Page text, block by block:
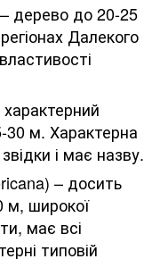
дерево до 20-25
Далекого
м. Характерна
і має назву.
– досить
м, широкої
має всі
типовій